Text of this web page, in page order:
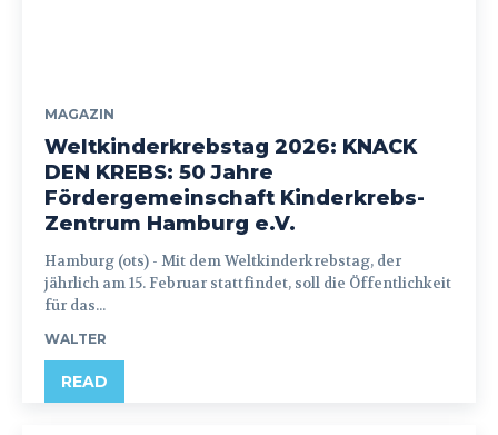
MAGAZIN
Weltkinderkrebstag 2026: KNACK
DEN KREBS: 50 Jahre
Fördergemeinschaft Kinderkrebs-
Zentrum Hamburg e.V.
Hamburg (ots) - Mit dem Weltkinderkrebstag, der
jährlich am 15. Februar stattfindet, soll die Öffentlichkeit
für das...
WALTER
READ